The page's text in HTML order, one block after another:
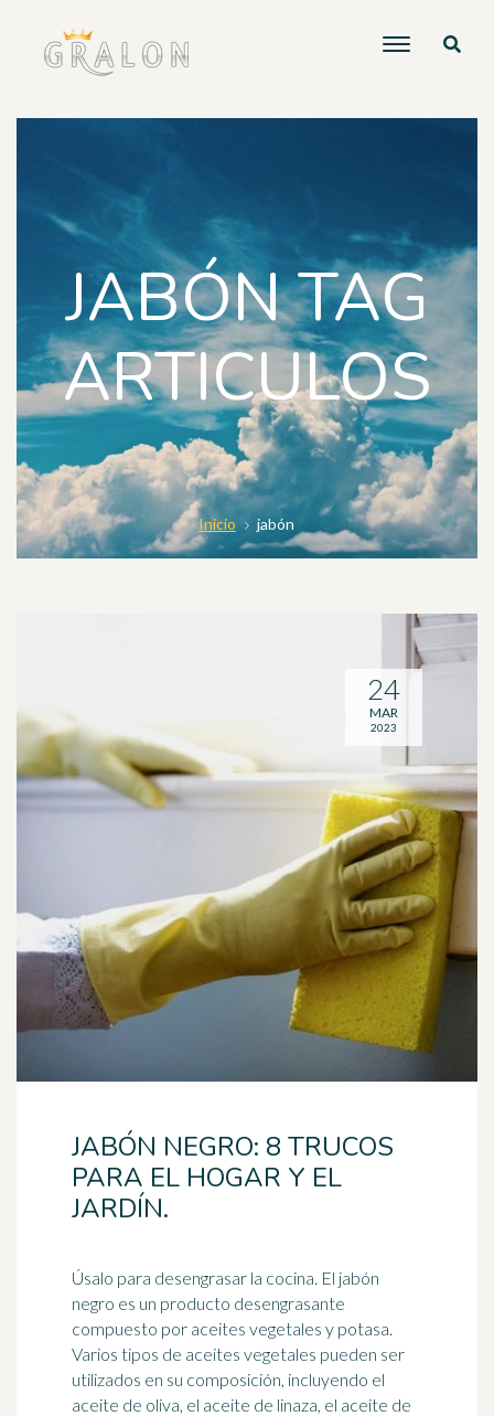
JABÓN TAG
ARTICULOS
Inicio jabón
JABÓN NEGRO: 8 TRUCOS
PARA EL HOGAR Y EL
JARDÍN.
Úsalo para desengrasar la cocina. El jabón
negro es un producto desengrasante
compuesto por aceites vegetales y potasa.
Varios tipos de aceites vegetales pueden ser
utilizados en su composición, incluyendo el
aceite de oliva, el aceite de linaza, el aceite de
24
MAR
2023